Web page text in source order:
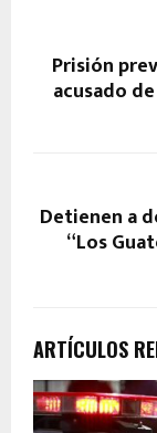
Prisión
acusado
Detienen a
“Los
ARTÍCULOS